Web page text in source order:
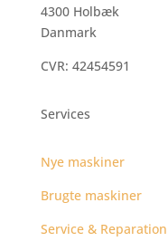
4300 Holbæk
Danmark
CVR: 42454591
Services
Nye maskiner
Brugte maskiner
Service & Reparation